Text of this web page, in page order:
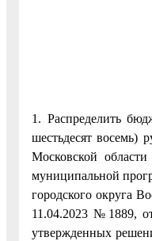
1. Распределить
шестьдесят восемь)
Московской
муниципальной
городского округа
11.04.2023 №1889,
утвержденных